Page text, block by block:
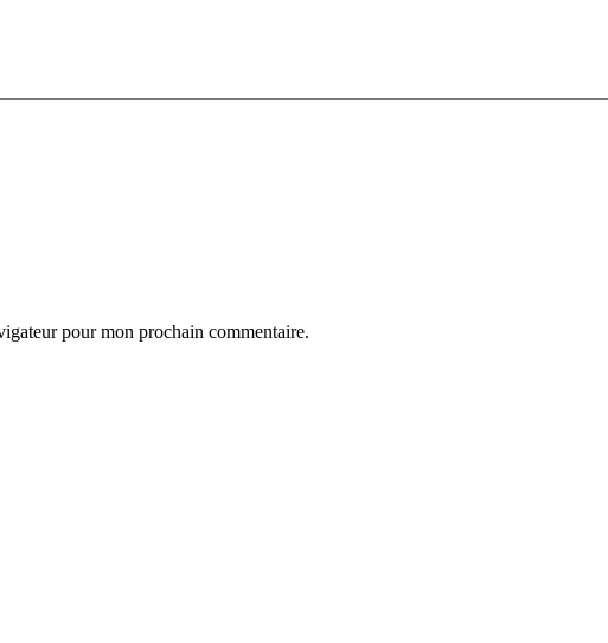
pour mon prochain commentaire.